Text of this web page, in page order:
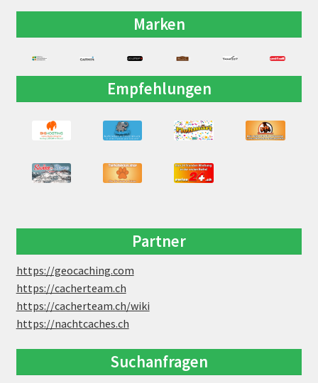
Marken
Empfehlungen
Partner
https://geocaching.com
https://cacherteam.ch
https://cacherteam.ch/wiki
https://nachtcaches.ch
Suchanfragen